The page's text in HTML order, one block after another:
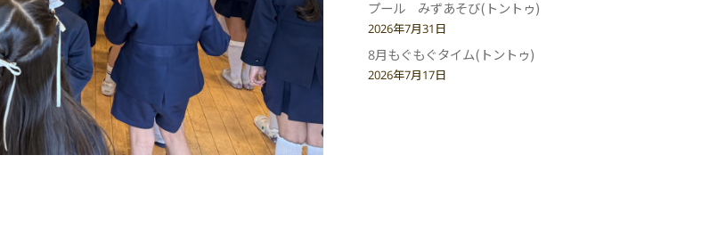
プール みずあそび(トントゥ)
2026年7月31日
8月もぐもぐタイム(トントゥ)
2026年7月17日